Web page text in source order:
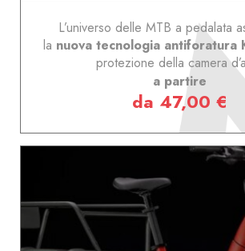
L’universo delle MTB a pedalata
la nuova tecnologia antiforatura
protezione della camera
a partire
da 47,00 €